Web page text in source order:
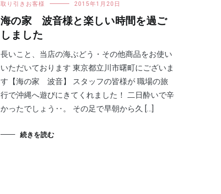
取り引きお客様 2015年1月20日
海の家 波音様と楽しい時間を過ご
しました
長いこと、当店の海ぶどう・その他商品をお使い
いただいております 東京都立川市曙町にございま
す【海の家 波音】 スタッフの皆様が 職場の旅
行で沖縄へ遊びにきてくれました！ 二日酔いで辛
かったでしょう‥。 その足で早朝から久 […]
続きを読む